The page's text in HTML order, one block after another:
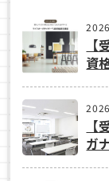
資
ガ